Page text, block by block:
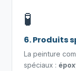
🧪
6. Produits
La peinture
spéciaux :